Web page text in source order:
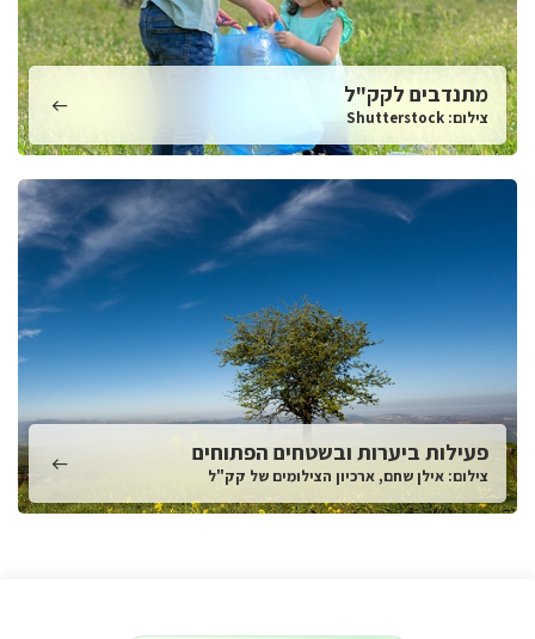
מתנדבים לקק"ל
צילום: Shutterstock
פעילות ביערות ובשטחים הפתוחים
צילום: אילן שחם, ארכיון הצילומים של קק"ל